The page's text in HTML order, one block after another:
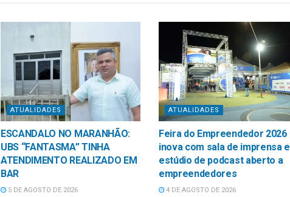
ATUALIDADES
ESCANDALO NO MARANHÃO:
UBS “FANTASMA” TINHA
ATENDIMENTO REALIZADO EM
BAR
5 DE AGOSTO DE 2026
ATUALIDADES
Feira do Empreendedor 2026
inova com sala de imprensa e
estúdio de podcast aberto a
empreendedores
4 DE AGOSTO DE 2026